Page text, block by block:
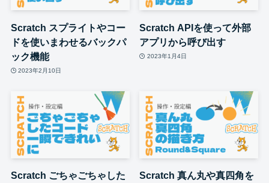
Scratch スプライトやコー
ドを使いまわせるバックパ
ック機能
2023年2月10日
Scratch APIを使って外部
アプリから呼び出す
2023年1月4日
Scratch ごちゃごちゃした
Scratch 真ん丸や真四角を